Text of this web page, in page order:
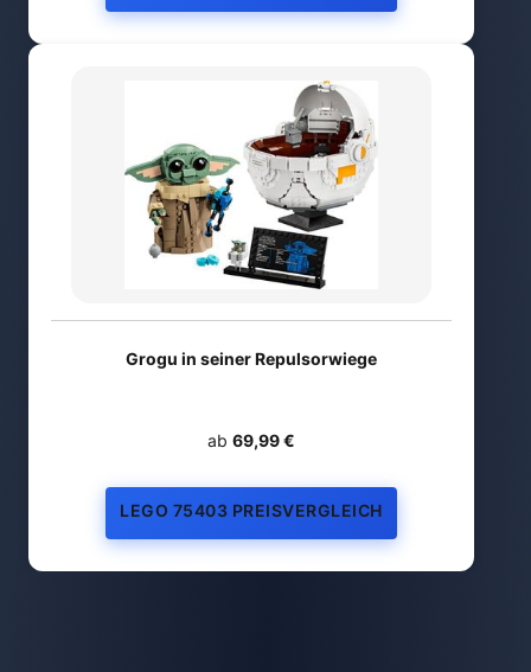
Grogu in seiner Repulsorwiege
ab 69,99 €
LEGO 75403 PREISVERGLEICH